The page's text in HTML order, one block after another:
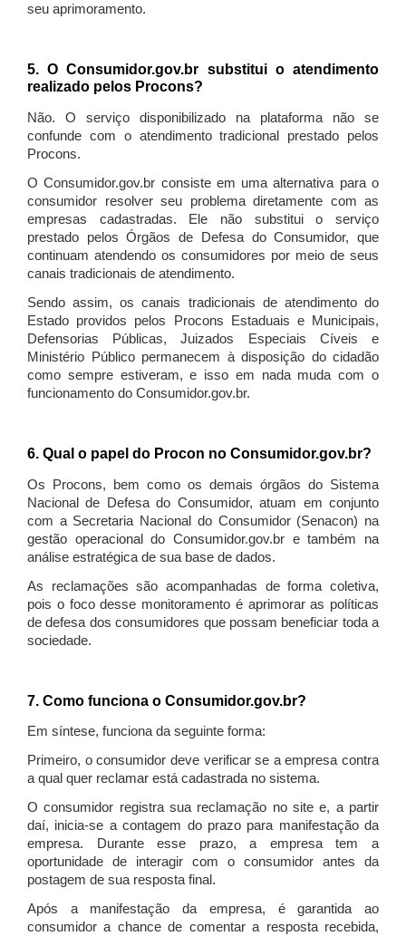
seu aprimoramento.
5. O Consumidor.gov.br substitui o atendimento
realizado pelos Procons?
Não. O serviço disponibilizado na plataforma não se
confunde com o atendimento tradicional prestado pelos
Procons.
O Consumidor.gov.br consiste em uma alternativa para o
consumidor resolver seu problema diretamente com as
empresas cadastradas. Ele não substitui o serviço
prestado pelos Órgãos de Defesa do Consumidor, que
continuam atendendo os consumidores por meio de seus
canais tradicionais de atendimento.
Sendo assim, os canais tradicionais de atendimento do
Estado providos pelos Procons Estaduais e Municipais,
Defensorias Públicas, Juizados Especiais Cíveis e
Ministério Público permanecem à disposição do cidadão
como sempre estiveram, e isso em nada muda com o
funcionamento do Consumidor.gov.br.
6. Qual o papel do Procon no Consumidor.gov.br?
Os Procons, bem como os demais órgãos do Sistema
Nacional de Defesa do Consumidor, atuam em conjunto
com a Secretaria Nacional do Consumidor (Senacon) na
gestão operacional do Consumidor.gov.br e também na
análise estratégica de sua base de dados.
As reclamações são acompanhadas de forma coletiva,
pois o foco desse monitoramento é aprimorar as políticas
de defesa dos consumidores que possam beneficiar toda a
sociedade.
7. Como funciona o Consumidor.gov.br?
Em síntese, funciona da seguinte forma:
Primeiro, o consumidor deve verificar se a empresa contra
a qual quer reclamar está cadastrada no sistema.
O consumidor registra sua reclamação no site e, a partir
daí, inicia-se a contagem do prazo para manifestação da
empresa. Durante esse prazo, a empresa tem a
oportunidade de interagir com o consumidor antes da
postagem de sua resposta final.
Após a manifestação da empresa, é garantida ao
consumidor a chance de comentar a resposta recebida,